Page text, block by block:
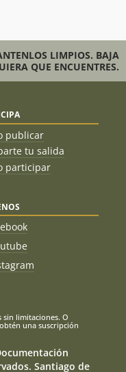
LIMPIOS. BAJA
QUE ENCUENTRES.
publicar
tu salida
participar
sin limitaciones. O
una suscripción
Santiago de